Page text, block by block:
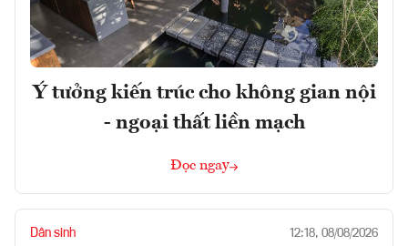
Ý tưởng kiến trúc cho không gian nội
- ngoại thất liền mạch
Đọc ngay
Dân sinh 12:18, 08/08/2026